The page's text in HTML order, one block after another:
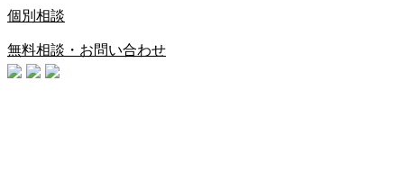
個別相談
無料相談・お問い合わせ